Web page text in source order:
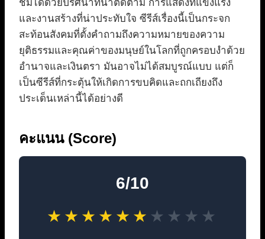
ชมได้ด้วยปริศนาที่น่าติดตาม การแสดงที่แข็งแรง
และงานสร้างที่น่าประทับใจ ซีรีส์เรื่องนี้เป็นกระจก
สะท้อนสังคมที่ตั้งคำถามถึงความหมายของความ
ยุติธรรมและคุณค่าของมนุษย์ในโลกที่ถูกครอบงำด้วย
อำนาจและเงินตรา มันอาจไม่ได้สมบูรณ์แบบ แต่ก็
เป็นซีรีส์ที่กระตุ้นให้เกิดการขบคิดและถกเถียงถึง
ประเด็นเหล่านี้ได้อย่างดี
คะแนน (Score)
6/10
★ ★ ★ ★ ★ ★ ★ ★ ★ ★